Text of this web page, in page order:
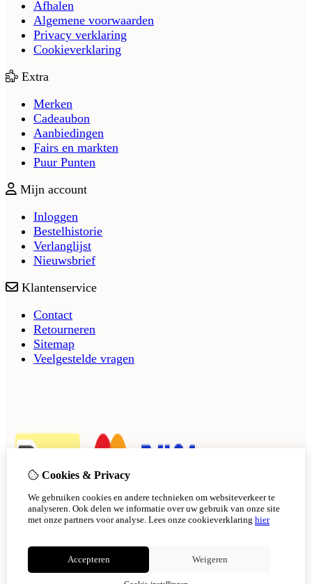
Afhalen
Algemene voorwaarden
Privacy verklaring
Cookieverklaring
Extra
Merken
Cadeaubon
Aanbiedingen
Fairs en markten
Puur Punten
Mijn account
Inloggen
Bestelhistorie
Verlanglijst
Nieuwsbrief
Klantenservice
Contact
Retourneren
Sitemap
Veelgestelde vragen
Cookies & Privacy
We gebruiken cookies en andere technieken om websiteverkeer te
analyseren. Ook delen we informatie over uw gebruik van onze site
met onze partners voor analyse. Lees onze cookieverklaring hier
Accepteren Weigeren